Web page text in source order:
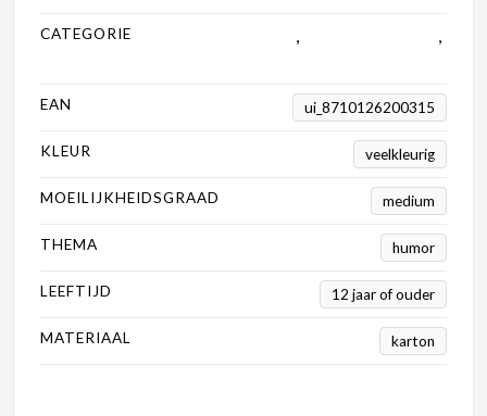
CATEGORIE ,
,
EAN ui_8710126200315
KLEUR veelkleurig
MOEILIJKHEIDSGRAAD medium
THEMA humor
LEEFTIJD 12 jaar of ouder
MATERIAAL karton